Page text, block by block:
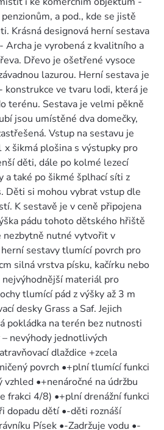
a pod., kde se jistě
Krásná designová herní sestava
Archa je vyrobená z kvalitního a
Dřevo je ošetřené vysoce
lazurou. Herní sestava je
konstrukce ve tvaru lodi, která je
terénu. Sestava je velmi pěkně
jsou umístěné dva domečky,
Vstup na sestavu je
x šikmá plošina s výstupky pro
děti, dále po kolmé lezecí
a také po šikmé šplhací síti z
Děti si mohou vybrat vstup dle
K sestavě je v ceně připojena
pádu tohoto dětského hřiště
nutné vytvořit v
sestavy tlumící povrch pro
silná vrstva písku, kačírku nebo
materiál pro
tlumící pád z výšky až 3 m
desky Grass a Saf. Jejich
pokládka na terén bez nutnosti
nevýhody jednotlivých
dlaždice +zcela
povrch •+plní tlumící funkci
•+nenáročné na údržbu
frakci 4/8) •+plní drenážní funkci
dopadu dětí •-děti roznáší
Písek •-Zadržuje vodu •-